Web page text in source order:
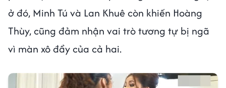
ở đó, Minh Tú và Lan Khuê còn khiến Hoàng
Thùy, cũng đảm nhận vai trò tương tự bị ngã
vì màn xô đẩy của cả hai.